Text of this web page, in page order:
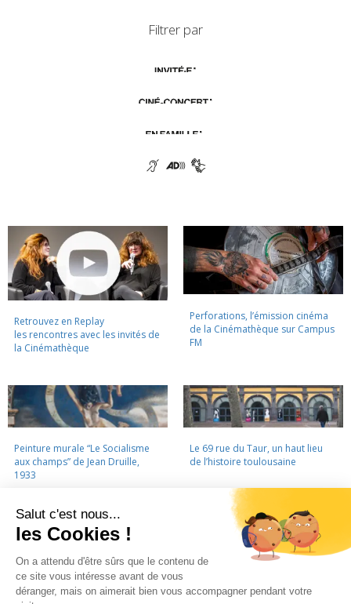
Filtrer par
Retrouvez en Replay
les rencontres avec les invités de
la Cinémathèque
Perforations, l’émission cinéma
de la Cinémathèque sur Campus
FM
Peinture murale “Le Socialisme
aux champs” de Jean Druille,
1933
Le 69 rue du Taur, un haut lieu
de l’histoire toulousaine
LA CINÉMATHÈQUE · CONTACTS · LETTRE D'INFORMATION ·
PARTENAIRES
MENTIONS LÉGALES